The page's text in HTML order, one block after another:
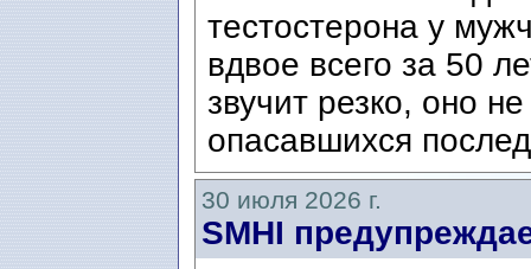
тестостерона у
вдвое всего за 50
звучит резко, оно
опасавшихся
30 июля 2026 г.
SMHI